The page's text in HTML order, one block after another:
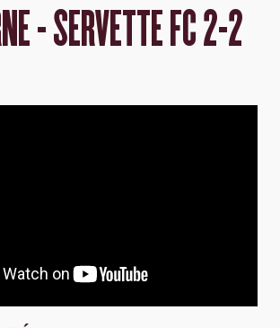
- SERVETTE FC 2-2